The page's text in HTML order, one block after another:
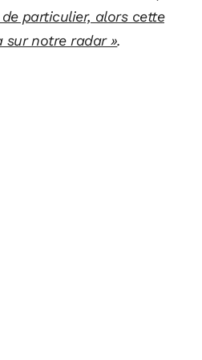
particulier, alors cette
notre radar ».